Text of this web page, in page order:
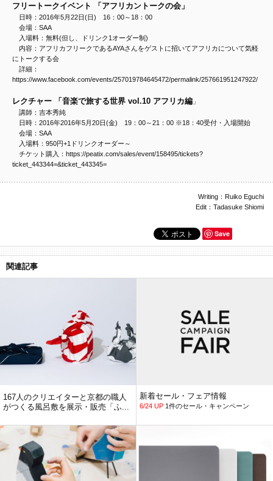
フリートークイベント 「アフリカントークの会」
日時：2016年5月22日(日) 16：00～18：00
会場：SAA
入場料：無料(但し、ドリンク1オーダー制)
内容：アフリカフリークであるAYAさんをゲストに招いてアフリカについて気軽
にトークする会
詳細：
https://www.facebook.com/events/257019784645472/permalink/257661951247922/
レクチャー 「音楽で旅する世界 vol.10 アフリカ編 」
講師：吉本秀純
日時：2016年2016年5月20日(金) 19：00～21：00 ※18：40受付・入場開始
会場：SAA
入場料：950円+1ドリンクオーダー～
チケット購入：https://peatix.com/sales/event/158495/tickets?
ticket_443344=&ticket_443345=
Writing：Ruiko Eguchi
Edit：Tadasuke Shiomi
Save
関連記事
新着セール・フェア情報
6/24 UP 1件のセール・キャンペーン
167人のクリエイターと京都の職人
がつくる風呂敷を展示・販売「ふ...